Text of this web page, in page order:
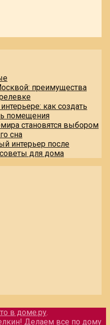
преимущества
как создать
помещения
становятся выбором
сна
интерьер после
для дома
в доме.ру.
Делаем все по дому